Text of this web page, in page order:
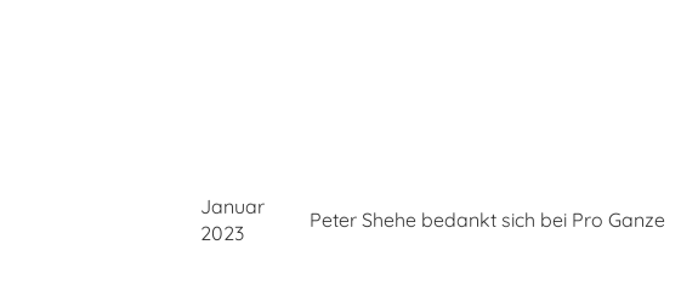
Januar
2023
Peter Shehe bedankt sich bei Pro Ganze